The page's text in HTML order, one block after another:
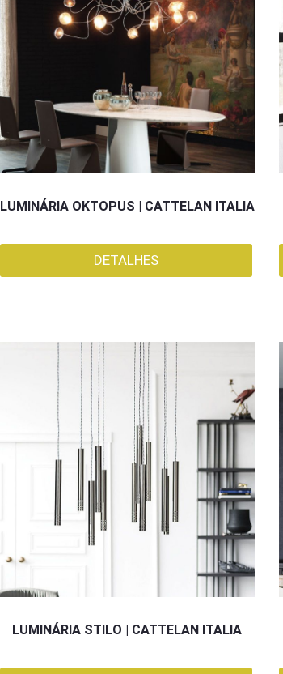
LUMINÁRIA OKTOPUS | CATTELAN ITALIA
DETALHES
LUMINÁRIA STILO | CATTELAN ITALIA